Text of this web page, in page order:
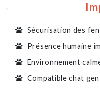
Sécurisation des
Présence humaine
Environnement
Compatible chat